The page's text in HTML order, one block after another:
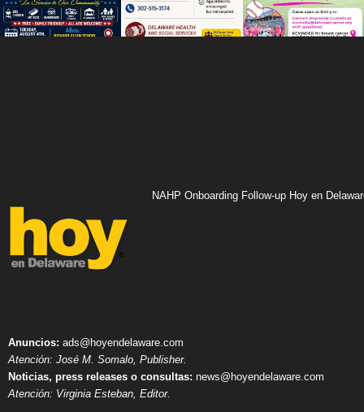
NAHP Onboarding Follow-up Hoy en
Anuncios: ads@hoyendelaware.com
Atención: José M. Somalo, Publisher.
Noticias, press releases o consultas: news@hoyendelaware.com
Atención: Virginia Esteban, Editor.